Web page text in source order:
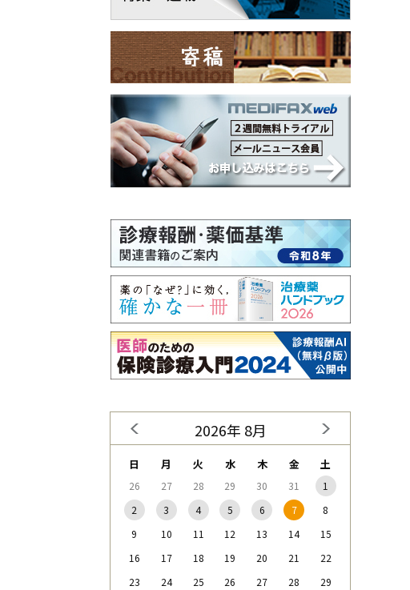
2026年 8月
日 月 火 水 木 金 土
26 27 28 29 30 31
1
2
3 4 5 6 7
8
9
10 11 12 13 14
15
16
17 18 19 20 21
22
23
24 25 26 27 28
29